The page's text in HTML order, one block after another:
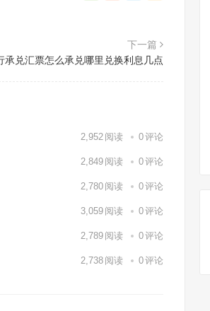
下一篇
承兑汇票怎么承兑哪里兑换利息几点
2,952 阅读 0评论
2,849 阅读 0评论
2,780 阅读 0评论
3,059 阅读 0评论
2,789 阅读 0评论
2,738 阅读 0评论